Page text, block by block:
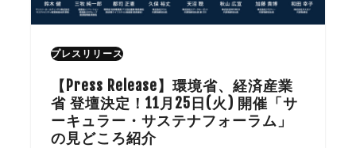
プレスリリース
【Press Release】環境省、経済産業
省 登壇決定！11月25日(火) 開催「サ
ーキュラー・サステナフォーラム」
の見どころ紹介